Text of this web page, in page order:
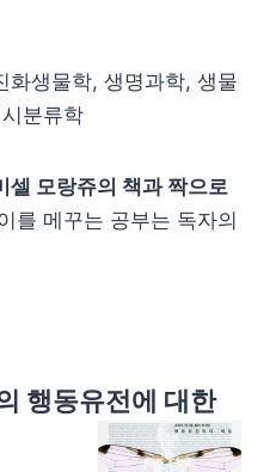
화생물학, 생명과학, 생물
분류학
셀 모랑쥬의 책과 짝으로
를 메꾸는 공부는 독자의
행동유전에 대한